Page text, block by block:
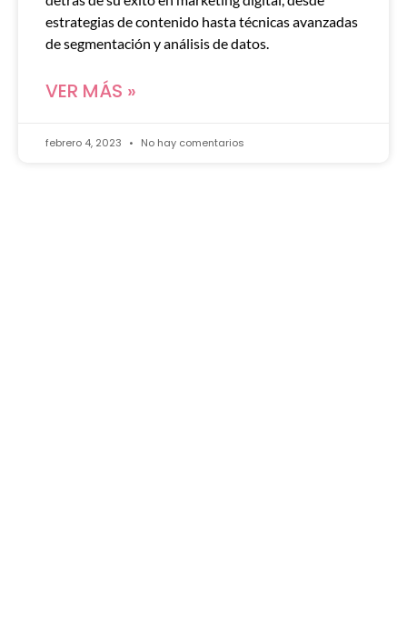
estrategias de contenido hasta técnicas avanzadas
de segmentación y análisis de datos.
VER MÁS »
febrero 4, 2023 No hay comentarios